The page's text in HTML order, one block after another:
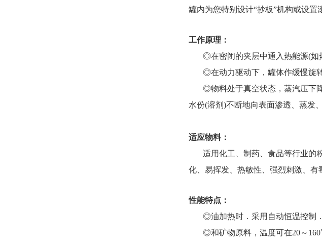
罐内为您特别设计“抄板”机构或设置
工作原理：
◎在密闭的夹层中通入热能源(如热
◎在动力驱动下，罐体作缓慢旋转
◎物料处于真空状态，蒸汽压下降
水份(溶剂)不断地向表面渗透、蒸发
适应物料：
适用化工、制药、食品等行业的粉
化、易挥发、热敏性、强烈刺激、有
性能特点：
◎油加热时．采用自动恒温控制
◎和矿物原料，温度可在20～